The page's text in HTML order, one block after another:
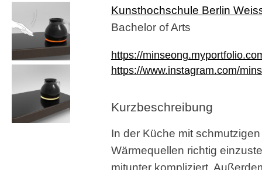
Kunsthochschule Berlin
Bachelor of Arts
https://
https://www.instagram.com/
Kurzbeschreibung
In der Küche mit
Wärmequellen richtig
mitunter kompliziert.